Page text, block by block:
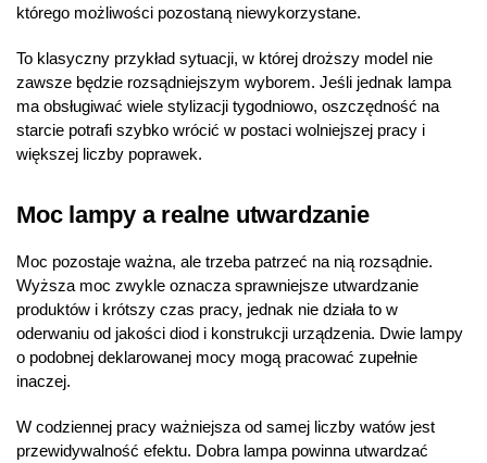
którego możliwości pozostaną niewykorzystane.
To klasyczny przykład sytuacji, w której droższy model nie
zawsze będzie rozsądniejszym wyborem. Jeśli jednak lampa
ma obsługiwać wiele stylizacji tygodniowo, oszczędność na
starcie potrafi szybko wrócić w postaci wolniejszej pracy i
większej liczby poprawek.
Moc lampy a realne utwardzanie
Moc pozostaje ważna, ale trzeba patrzeć na nią rozsądnie.
Wyższa moc zwykle oznacza sprawniejsze utwardzanie
produktów i krótszy czas pracy, jednak nie działa to w
oderwaniu od jakości diod i konstrukcji urządzenia. Dwie lampy
o podobnej deklarowanej mocy mogą pracować zupełnie
inaczej.
W codziennej pracy ważniejsza od samej liczby watów jest
przewidywalność efektu. Dobra lampa powinna utwardzać